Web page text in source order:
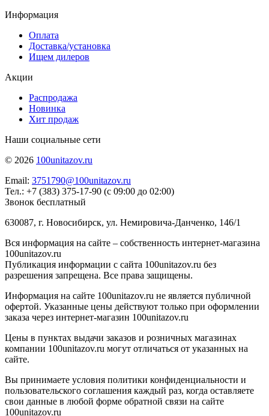
Информация
Оплата
Доставка/установка
Ищем дилеров
Акции
Распродажа
Новинка
Хит продаж
Наши социальные сети
© 2026 100unitazov.ru
Email: 3751790@100unitazov.ru
Тел.: +7 (383) 375-17-90 (с 09:00 до 02:00)
Звонок бесплатный
630087, г. Новосибирск, ул. Немировича-Данченко, 146/1
Вся информация на сайте – собственность интернет-магазина
100unitazov.ru
Публикация информации с сайта 100unitazov.ru без
разрешения запрещена. Все права защищены.
Информация на сайте 100unitazov.ru не является публичной
офертой. Указанные цены действуют только при оформлении
заказа через интернет-магазин 100unitazov.ru
Цены в пунктах выдачи заказов и розничных магазинах
компании 100unitazov.ru могут отличаться от указанных на
сайте.
Вы принимаете условия политики конфиденциальности и
пользовательского соглашения каждый раз, когда оставляете
свои данные в любой форме обратной связи на сайте
100unitazov.ru